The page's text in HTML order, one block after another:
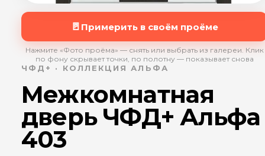
🚪 Примерить в своём проёме
Нажмите «Фото проёма» — снять или выбрать из галереи. Клик
по фону скрывает точки, по полотну — показывает снова
ЧФД+ · КОЛЛЕКЦИЯ АЛЬФА
Межкомнатная
дверь ЧФД+ Альфа
403